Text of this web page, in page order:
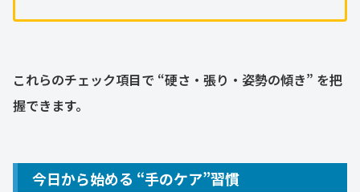
これらのチェック項目で “硬さ・張り・姿勢の傾き” を把
握できます。
今日から始める “手のケア”習慣